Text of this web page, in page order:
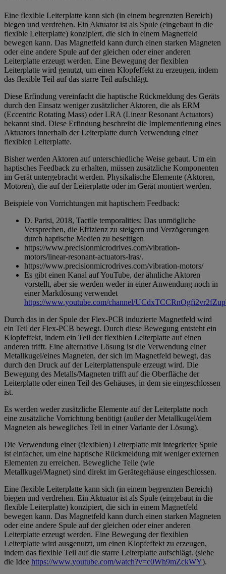
Eine flexible Leiterplatte kann sich (in einem begrenzten Bereich)
biegen und verdrehen. Ein Aktuator ist als Spule (eingebaut in die
flexible Leiterplatte) konzipiert, die sich in einem Magnetfeld
bewegen kann. Das Magnetfeld kann durch einen starken Magneten
oder eine andere Spule auf der gleichen oder einer anderen
Leiterplatte erzeugt werden. Eine Bewegung der flexiblen
Leiterplatte wird genutzt, um einen Klopfeffekt zu erzeugen, indem
das flexible Teil auf das starre Teil aufschlägt.
Diese Erfindung vereinfacht die haptische Rückmeldung des Geräts
durch den Einsatz weniger zusätzlicher Aktoren, die als ERM
(Eccentric Rotating Mass) oder LRA (Linear Resonant Actuators)
bekannt sind. Diese Erfindung beschreibt die Implementierung eines
Aktuators innerhalb der Leiterplatte durch Verwendung einer
flexiblen Leiterplatte.
Bisher werden Aktoren auf unterschiedliche Weise gebaut. Um ein
haptisches Feedback zu erhalten, müssen zusätzliche Komponenten
im Gerät untergebracht werden. Physikalische Elemente (Aktoren,
Motoren), die auf der Leiterplatte oder im Gerät montiert werden.
Beispiele von Vorrichtungen mit haptischem Feedback:
D. Parisi, 2018, Tactile temporalities: Das unmögliche
Versprechen, die Effizienz zu steigern und Verzögerungen
durch haptische Medien zu beseitigen
https://www.precisionmicrodrives.com/vibration-
motors/linear-resonant-actuators-lras/.
https://www.precisionmicrodrives.com/vibration-motors/
Es gibt einen Kanal auf YouTube, der ähnliche Aktoren
vorstellt, aber sie werden weder in einer Anwendung noch in
einer Marktlösung verwendet
https://www.youtube.com/channel/
Durch das in der Spule der Flex-PCB induzierte Magnetfeld wird
ein Teil der Flex-PCB bewegt. Durch diese Bewegung entsteht ein
Klopfeffekt, indem ein Teil der flexiblen Leiterplatte auf einen
anderen trifft. Eine alternative Lösung ist die Verwendung einer
Metallkugel/eines Magneten, der sich im Magnetfeld bewegt, das
durch den Druck auf der Leiterplattenspule erzeugt wird. Die
Bewegung des Metalls/Magneten trifft auf die Oberfläche der
Leiterplatte oder einen Teil des Gehäuses, in dem sie eingeschlossen
ist.
Es werden weder zusätzliche Elemente auf der Leiterplatte noch
eine zusätzliche Vorrichtung benötigt (außer der Metallkugel/dem
Magneten als bewegliches Teil in einer Variante der Lösung).
Die Verwendung einer (flexiblen) Leiterplatte mit integrierter Spule
ist einfacher, um eine haptische Rückmeldung mit weniger externen
Elementen zu erreichen. Bewegliche Teile (wie
Metallkugel/Magnet) sind direkt im Gerätegehäuse eingeschlossen.
Eine flexible Leiterplatte kann sich (in einem begrenzten Bereich)
biegen und verdrehen. Ein Aktuator ist als Spule (eingebaut in die
flexible Leiterplatte) konzipiert, die sich in einem Magnetfeld
bewegen kann. Das Magnetfeld kann durch einen starken Magneten
oder eine andere Spule auf der gleichen oder einer anderen
Leiterplatte erzeugt werden. Eine Bewegung der flexiblen
Leiterplatte wird ausgenutzt, um einen Klopfeffekt zu erzeugen,
indem das flexible Teil auf die starre Leiterplatte aufschlägt. (siehe
die Idee https://www.youtube.com/watch?v=c0Wh9mZckWY).